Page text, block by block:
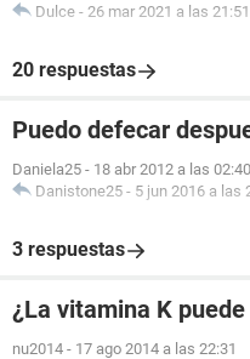
Dulce - 26 mar 2021 a las 21:51
20 respuestas
Puedo defecar
Daniela25 - 18 abr 2012 a las 02:40
Danistone25 - 5 jun 2016 a las
3 respuestas
¿La vitamina K
nu2014 - 17 ago 2014 a las 22:31